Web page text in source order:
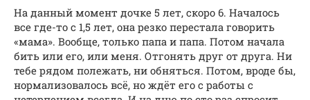
На данный момент дочке 5 лет, скоро 6. Началось
все где-то с 1,5 лет, она резко перестала говорить
«мама». Вообще, только папа и папа. Потом начала
бить или его, или меня. Отгонять друг от друга. Ни
тебе рядом полежать, ни обняться. Потом, вроде бы,
нормализовалось всё, но ждёт его с работы с